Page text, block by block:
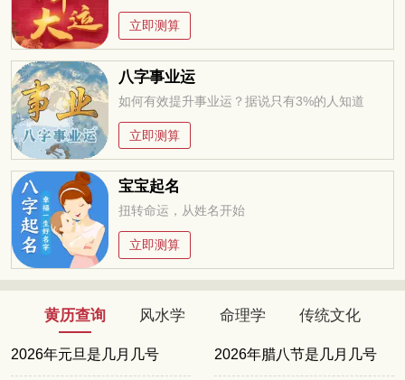
立即测算
八字事业运
如何有效提升事业运？据说只有3%的人知道
立即测算
宝宝起名
扭转命运，从姓名开始
立即测算
黄历查询 风水学 命理学 传统文化
2026年元旦是几月几号 2026年腊八节是几月几号